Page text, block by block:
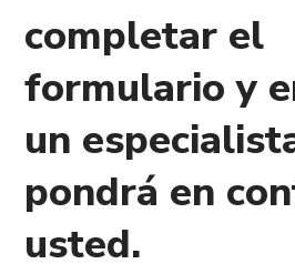
completar el
formulario y
un
pondrá en
usted.